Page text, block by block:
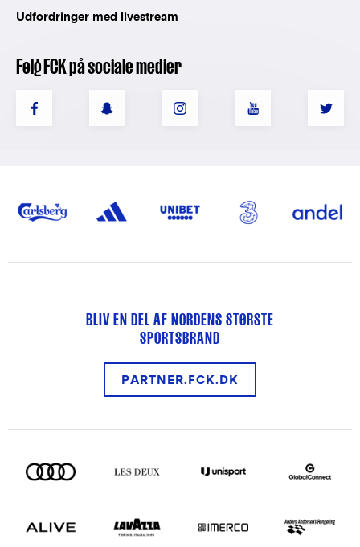
Udfordringer med livestream
Følg FCK på sociale medier
BLIV EN DEL AF NORDENS STØRSTE
SPORTSBRAND
PARTNER.FCK.DK